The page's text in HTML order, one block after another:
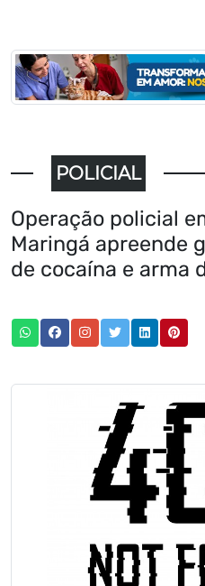
POLICIAL
Operação policial
Maringá apreende
de cocaína e arma